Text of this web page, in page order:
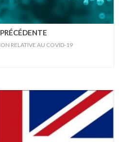
RELATIVE AU COVID-19